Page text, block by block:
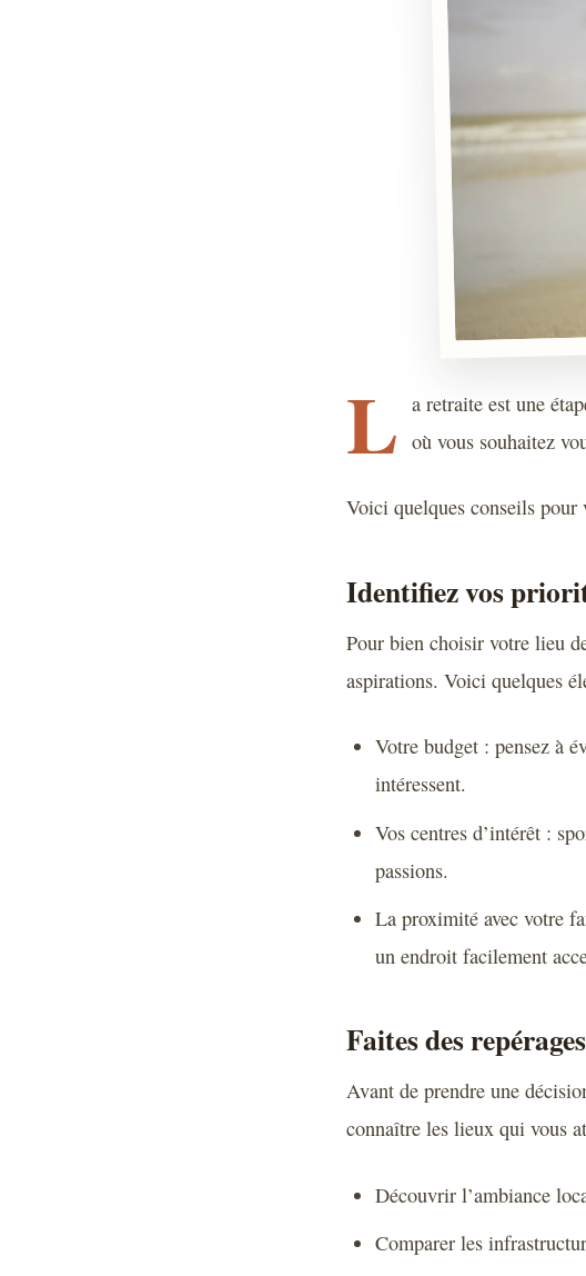
L a retraite est une
où vous souhaitez
Voici quelques conseils
Identifiez vos
Pour bien choisir votre lieu
aspirations. Voici quelques
Votre budget : pensez à
intéressent.
Vos centres d’intérêt :
passions.
La proximité avec votre
un endroit facilement
Faites des
Avant de prendre une
connaître les lieux qui vous
Découvrir l’ambiance
Comparer les